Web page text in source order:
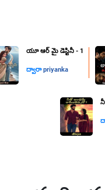
యూ ఆర్ మై డెస్టినీ - 1
ద్వారాpriyanka